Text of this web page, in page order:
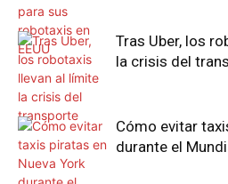
Tras Uber, los
la crisis del
Cómo evitar
durante el